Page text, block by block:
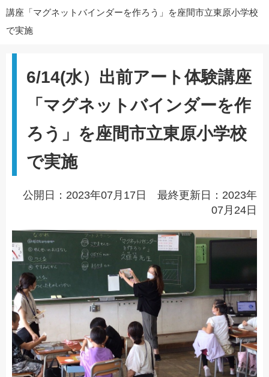
講座「マグネットバインダーを作ろう」を座間市立東原小学校
で実施
6/14(水）出前アート体験講座
「マグネットバインダーを作
ろう」を座間市立東原小学校
で実施
公開日：2023年07月17日 最終更新日：2023年
07月24日